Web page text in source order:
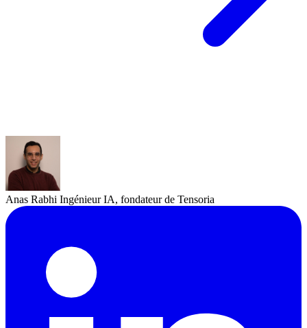
Anas Rabhi Ingénieur IA, fondateur de Tensoria